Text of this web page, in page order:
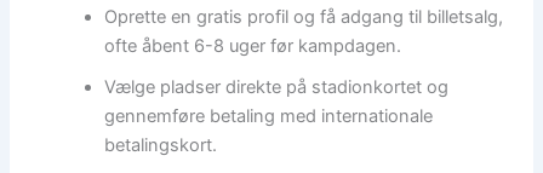
Oprette en gratis profil og få adgang til billetsalg,
ofte åbent 6-8 uger før kampdagen.
Vælge pladser direkte på stadionkortet og
gennemføre betaling med internationale
betalingskort.